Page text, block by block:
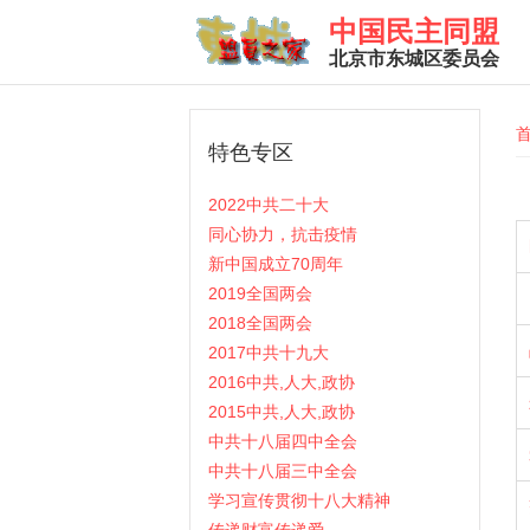
中国民主同盟
北京市东城区委员会
特色专区
2022中共二十大
同心协力，抗击疫情
新中国成立70周年
2019全国两会
2018全国两会
2017中共十九大
2016中共,人大,政协
2015中共,人大,政协
中共十八届四中全会
中共十八届三中全会
学习宣传贯彻十八大精神